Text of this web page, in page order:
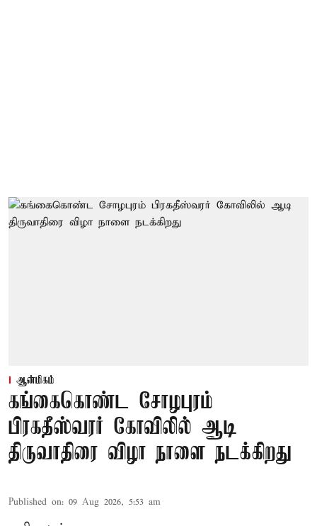
ஆன்மிகம்
கங்கைகொண்ட சோழபுரம்
பிரகதீஸ்வரர் கோவிலில் ஆடி
திருவாதிரை விழா நாளை நடக்கிறது
Published on: 09 Aug 2026, 5:53 am